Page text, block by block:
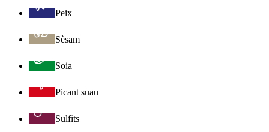
Peix
Sèsam
Soia
Picant suau
Sulfits